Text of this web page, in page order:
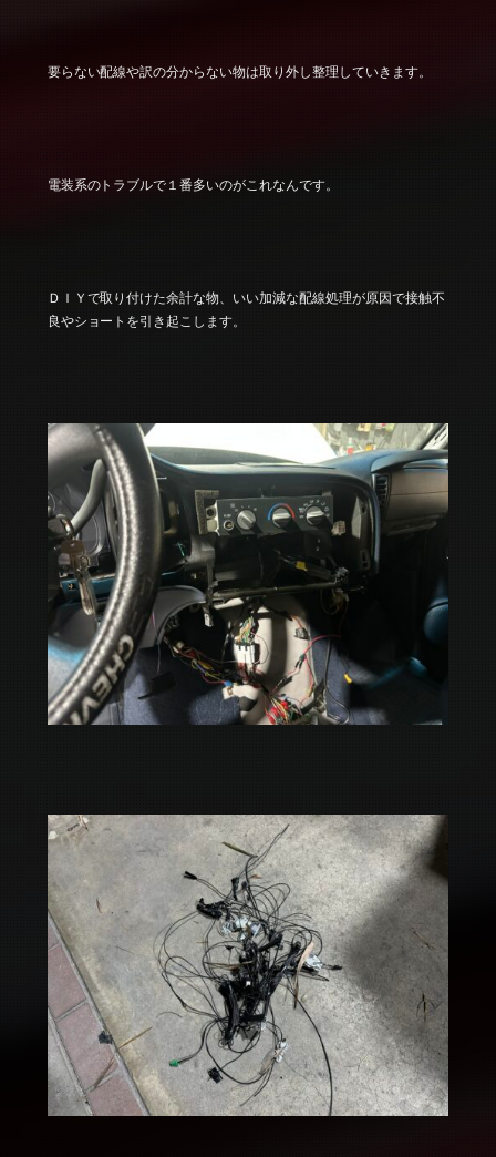
要らない配線や訳の分からない物は取り外し整理していきます。
電装系のトラブルで１番多いのがこれなんです。
ＤＩＹで取り付けた余計な物、いい加減な配線処理が原因で接触不
良やショートを引き起こします。